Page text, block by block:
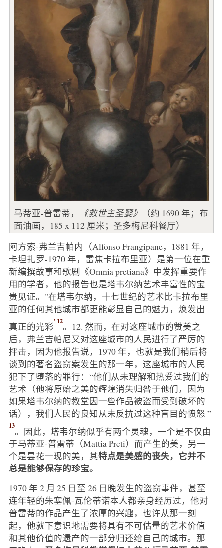
马蒂亚-普雷蒂， 《救世主圣婴》
（约 1690 年；布
面油画，185 x 112 厘米；圣多梅尼科餐厅）
阿方索-弗兰吉帕内（Alfonso Frangipane，1881 年，
卡坦扎罗-1970 年，雷焦卡拉布里亚）是第一位在重
新编撰故事和歌剧《Omnia pretiana》中发挥重要作
用的学者，他的报告也是塔韦尔纳艺术丰富性的宝
贵见证。"在塔韦尔纳，十七世纪的艺术比卡拉布里
亚的任何其他城市都更能彰显自己的魅力，焕发出
真正的光彩"12。12. 然而，在对这座城市的赞美之
后，弗兰吉帕尼又对这座城市的人民进行了严厉的
抨击，因为他报告说，1970 年，也就是我们稍后将
谈到的著名盗窃案发生的那一年，这座城市的人民
犯下了堕落的罪行：“他们从未理解和热爱过我们的
艺术（他将原始之美的辉煌消失归咎于他们，因为
如果塔韦尔纳的教堂因一些作品被盗而受到破坏的
话），我们人民的良知从未反抗过这种盲目的愤怒 ”
13。因此，塔韦尔纳似乎有两个灵魂，一个是不仅由
于马蒂亚-普雷蒂（Mattia Preti）而产生的美，另一
个是昙花一现的美，其特点是美感的丧失，它并不
总是能够保存的珍宝。
1970 年 2 月 25 日至 26 日晚发生的盗窃事件，甚至
连年轻的朱塞佩-瓦伦蒂诺本人都亲身经历过，他对
普雷蒂的作品产生了浓厚的兴趣，也许从那一刻
起，他就下意识地需要将具有不可估量的艺术价值
和其他价值的遗产的一部分归还给自己的城市。那